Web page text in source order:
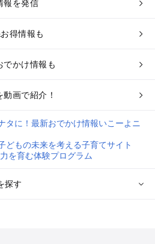
報を発信
得情報も
でかけ情報も
画で紹介！
探す